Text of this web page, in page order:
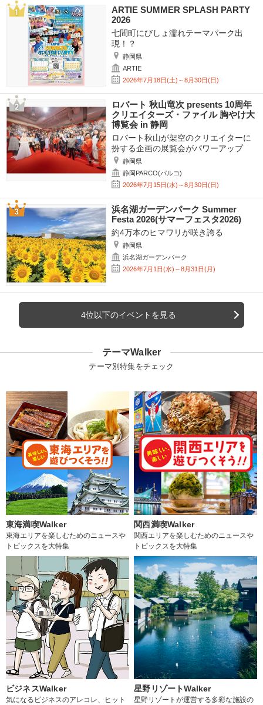
ARTIE SUMMER SPLASH PARTY
2026
七間町にびしょ濡れテーマパーク出
現！？
静岡県
ARTIE
2026年7月18日(土)～8月30日(日)
ロバート 秋山竜次 presents 10周年
クリエイターズ・ファイル 胸やけ大
博覧会 in 静岡
ロバート秋山が架空のクリエイターに
扮する企画の展覧会がパワーアップ
静岡県
静岡PARCO(パルコ)
2026年7月15日(水)～8月30日(日)
浜名湖ガーデンパーク Summer
Festa 2026(サマーフェスタ2026)
約4万本のヒマワリが咲き誇る
静岡県
浜名湖ガーデンパーク
2026年7月1日(水)～8月31日(月)
4位以下のイベントを見る
テーマWalker
テーマ別特集をチェック
東海満喫Walker
東海エリアを楽しむためのニュースや
トピックスを大特集
関西満喫Walker
関西エリアを楽しむためのニュースや
トピックスを大特集
ビジネスWalker
気になるビジネスのアレコレ、ヒット
星野リゾートWalker
星野リゾートが運営する多彩な施設の